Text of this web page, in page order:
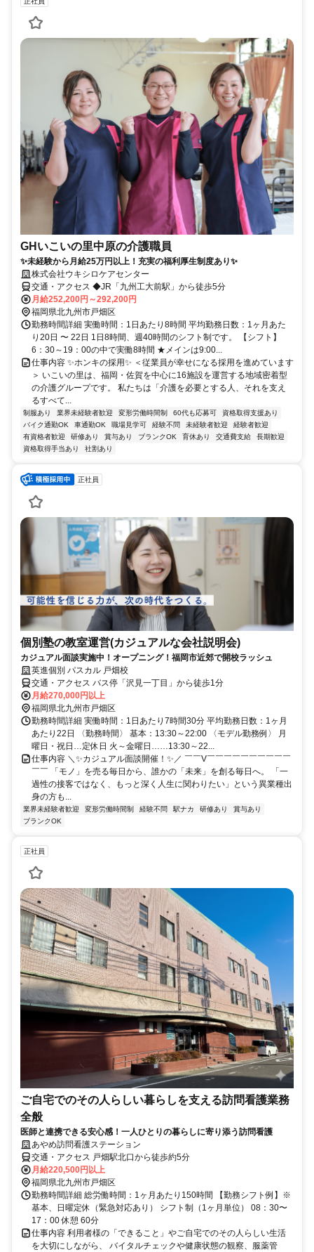
GHいこいの里中原の介護職員
✨未経験から月給25万円以上！充実の福利厚生制度あり✨
株式会社ウキシロケアセンター
交通・アクセス ◆JR「九州工大前駅」から徒歩5分
月給252,200円～292,200円
福岡県北九州市戸畑区
勤務時間詳細 実働時間：1日あたり8時間 平均勤務日数：1ヶ月あた
り20日 〜 22日 1日8時間、週40時間のシフト制です。 【シフト】
6：30～19：00の中で実働8時間 ★メインは9:00...
仕事内容 ✨ホンキの採用✨ ＜従業員が幸せになる採用を進めています
＞ いこいの里は、福岡・佐賀を中心に16施設を運営する地域密着型
の介護グループです。 私たちは「介護を必要とする人、それを支え
るすべて...
制服あり 業界未経験者歓迎 変形労働時間制 60代も応募可
資格取得支援あり
バイク通勤OK
車通勤OK 職場見学可 経験不問 未経験者歓迎
経験者歓迎
有資格者歓迎
研修あり 賞与あり ブランクOK 育休あり 交通費支給
長期歓迎
資格取得手当あり
社割あり
正社員
個別塾の教室運営(カジュアルな会社説明会)
カジュアル面談実施中！オープニング！福岡市近郊で開校ラッシュ
英進個別 パスカル 戸畑校
交通・アクセス バス停「沢見一丁目」から徒歩1分
月給270,000円以上
福岡県北九州市戸畑区
勤務時間詳細 実働時間：1日あたり7時間30分 平均勤務日数：1ヶ月
あたり22日 〈勤務時間〉 基本：13:30～22:00 〈モデル勤務例〉 月
曜日・祝日…定休日 火～金曜日……13:30～22...
仕事内容 ＼✨カジュアル面談開催！✨／ ￣￣V￣￣￣￣￣￣￣￣￣￣
￣￣ 「モノ」を売る毎日から、誰かの「未来」を創る毎日へ。 「一
過性の接客ではなく、もっと深く人生に関わりたい」という異業種出
身の方も...
業界未経験者歓迎 変形労働時間制 経験不問 駅ナカ 研修あり
賞与あり
ブランクOK
正社員
ご自宅でのその人らしい暮らしを支える訪問看護業務
全般
医師と連携できる安心感！一人ひとりの暮らしに寄り添う訪問看護
あやめ訪問看護ステーション
交通・アクセス 戸畑駅北口から徒歩約5分
月給220,500円以上
福岡県北九州市戸畑区
勤務時間詳細 総労働時間：1ヶ月あたり150時間 【勤務シフト例】※
基本、日曜定休（緊急対応あり） シフト制（1ヶ月単位） 08：30〜
17：00 休憩 60分
仕事内容 利用者様の「できること」やご自宅でのその人らしい生活
を大切にしながら、 バイタルチェックや健康状態の観察、服薬管